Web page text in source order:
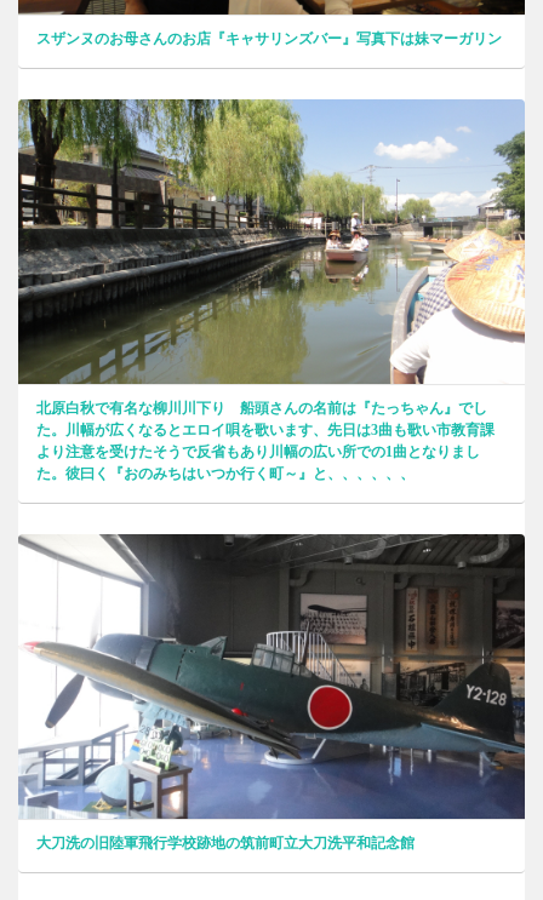
スザンヌのお母さんのお店『キャサリンズバー』写真下は妹マーガリン
北原白秋で有名な柳川川下り 船頭さんの名前は『たっちゃん』でし
た。川幅が広くなるとエロイ唄を歌います、先日は3曲も歌い市教育課
より注意を受けたそうで反省もあり川幅の広い所での1曲となりまし
た。彼曰く『おのみちはいつか行く町～』と、、、、、、
大刀洗の旧陸軍飛行学校跡地の筑前町立大刀洗平和記念館